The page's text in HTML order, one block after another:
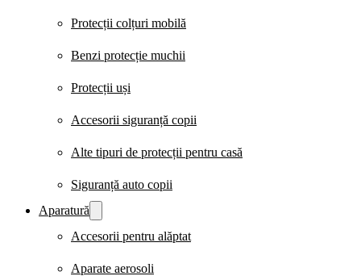
Protecții colțuri mobilă
Benzi protecție muchii
Protecții uși
Accesorii siguranță copii
Alte tipuri de protecții pentru casă
Siguranță auto copii
Aparatură
Accesorii pentru alăptat
Aparate aerosoli